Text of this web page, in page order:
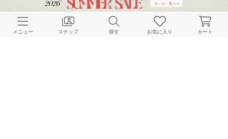
CUSTOMER SERVICE
メニュー スナップ 探す お気に入り カート